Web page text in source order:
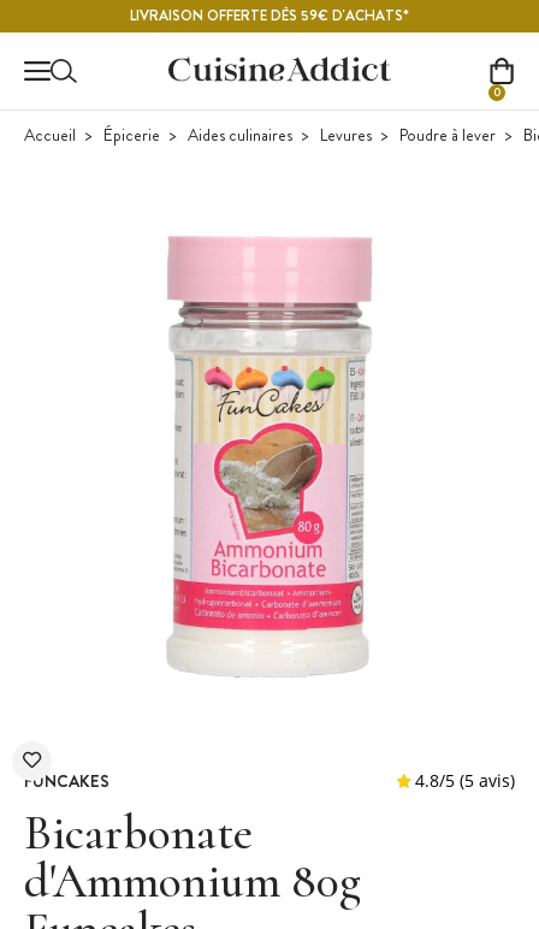
LIVRAISON OFFERTE DÈS 59€ D'ACHATS*
0
Accueil Épicerie Aides culinaires Levures Poudre à lever
FUNCAKES
Bicarbonate
d'Ammonium 80g